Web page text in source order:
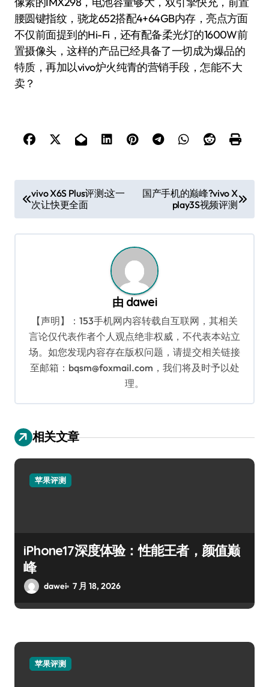
腰圆键指纹，骁龙652搭配4+64GB内存，亮点方面
不仅前面提到的Hi-Fi，还有配备柔光灯的1600W前
置摄像头，这样的产品已经具备了一切成为爆品的
特质，再加以vivo炉火纯青的营销手段，怎能不大
卖？
章
导
vivo X6S Plus评测:这一
次让快更全面
国产手机的巅峰?vivo X
play3S视频评测
由 dawei
【声明】：153手机网内容转载自互联网，其相关
言论仅代表作者个人观点绝非权威，不代表本站立
场。如您发现内容存在版权问题，请提交相关链接
至邮箱：bqsm@foxmail.com，我们将及时予以处
理。
相关文章
苹果评测
iPhone17深度体验：性能王者，颜值巅
峰
dawei 7 月 18, 2026
苹果评测